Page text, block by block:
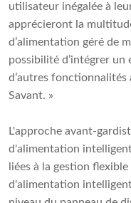
utilisateur inégalée à
apprécieront la
d’alimentation géré de
possibilité d’intégrer un
d’autres fonctionnalités
Savant. »
L'approche avant-
d'alimentation
liées à la gestion
d'alimentation